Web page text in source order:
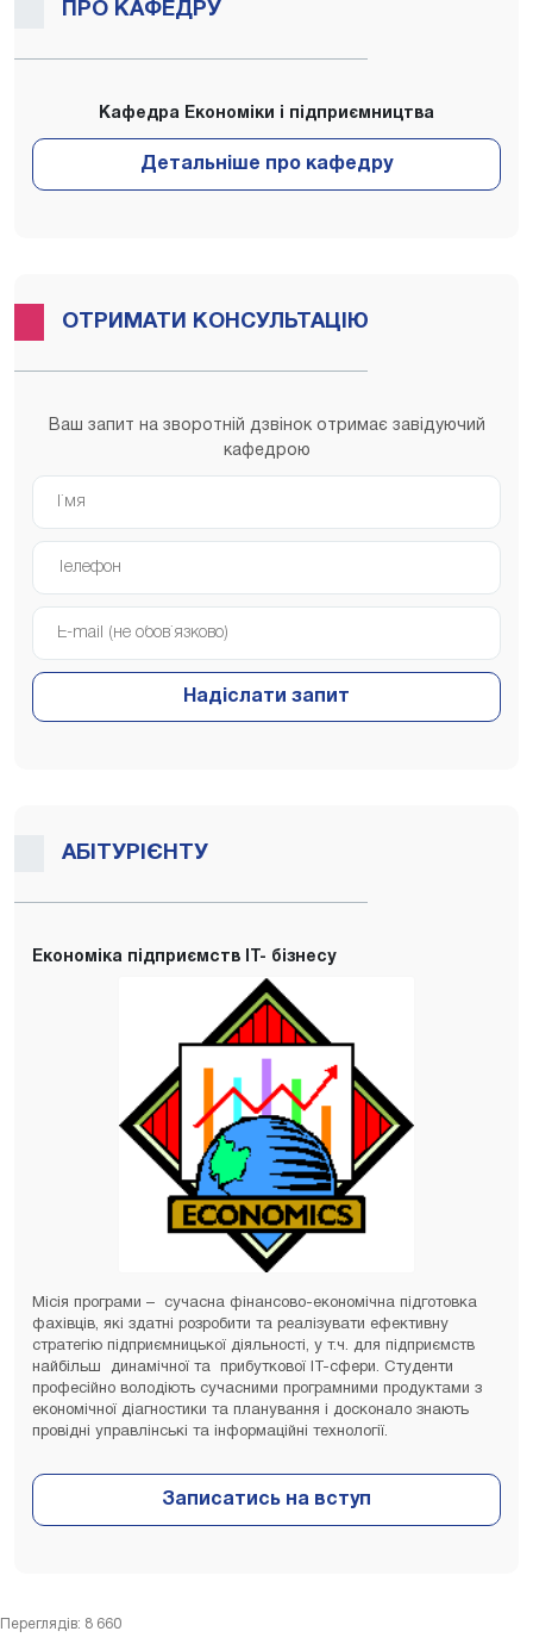
ПРО КАФЕДРУ
Кафедра Економіки і підприємництва
ОТРИМАТИ КОНСУЛЬТАЦІЮ
Ваш запит на зворотній дзвінок отримає завідуючий
кафедрою
Надіслати запит
АБІТУРІЄНТУ
Економіка підприємств IT- бізнесу
Місія програми – сучасна фінансово-економічна підготовка
фахівців, які здатні розробити та реалізувати ефективну
стратегію підприємницької діяльності, у т.ч. для підприємств
найбільш динамічної та прибуткової ІТ-сфери. Студенти
професійно володіють сучасними програмними продуктами з
економічної діагностики та планування і досконало знають
провідні управлінські та інформаційні технології.
Переглядів: 8 660